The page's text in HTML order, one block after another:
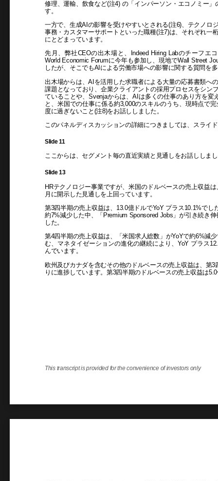
修理、運輸、飲食など(注4) の「インパーソン・エコノミー
す。
一方で、生成AIの影響を受けやすいとされる(注6)、テクノロ
事務・カスタマーサポートといった職種(注7)は、それぞれ一
にとどまっています。
先月、弊社CEOの出木場と、Indeed Hiring Labのチーフエ
World Economic Forumに今年も参加し、現地でWall Street
したが、そこでもAIによる労働市場への影響に関する質問を
出木場からは、AIを活用した求職者による大量の応募書類へ
課題となっており、企業クライアントの採用プロセスをシン
ていることや、Svenjaからは、AIは多くの仕事のあり方を変
と、米国での仕事に係る約3,000のスキルのうち、現時点で
度に過ぎないこと(注8)をお話ししました。
このパネルディスカッションの詳細につきましては、スライ
Slide 11
ここからは、セグメント毎の直近実績と見通しをお話ししま
Slide 13
HRテクノロジー事業ですが、米国のドルベースの売上収益
月に開示した見通しを上回っています。
第3四半期の売上収益は、13.0億ドルでYoY プラス10.1%で
約7%減少した中、「Premium Sponsored Jobs」が引き続き
した。
第4四半期の売上収益は、「米国求人総数」がYoYで約6%減
む、マネタイゼーションの進化の継続により、YoY プラス
んでいます。
欧州及びカナダを含むその他のドルベースの売上収益は、第
りに進捗しています。第3四半期のドルベースの売上収益は
This transcript is provided for the convenience of investors only